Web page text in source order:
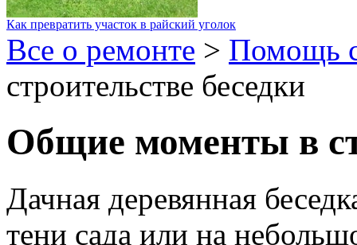
Как превратить участок в райский уголок
Все о ремонте > Помощь
строительстве беседки
Общие моменты в
Дачная деревянная
тени сада или на